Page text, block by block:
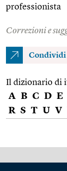
professionista
Correzioni e
Condividi
Il dizionario di
A B C D E
R S T U V